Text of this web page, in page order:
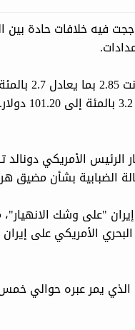
فيه خلافات حادة بين
خام غرب
الرئيس الأمريكي
الضبابية ⁠بشأن مضيق
"على وشك
الأمريكي على
يمر عبره حوالي خمس